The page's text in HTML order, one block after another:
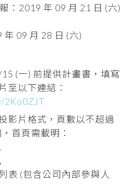
：2019 年 09 月 21 日 (六)
09 月 28 日 (六)
(一) 前提供計畫書，填寫
至以下連結：
影片格式，頁數以不超過
首頁需載明：
表 (包含公司內部參與人